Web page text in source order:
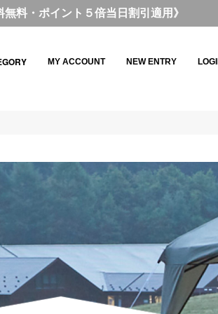
送料無料・ポイント５倍当日割引適用》
MY ACCOUNT NEW ENTRY